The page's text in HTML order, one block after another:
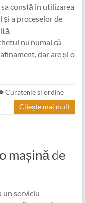
constă în utilizarea
și a proceselor de
nu numai că
dar are și o
Curatenie si ordine
Citește mai mult
mașină de
un serviciu